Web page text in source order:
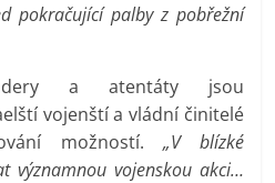
pokračující palby z pobřežní
a atentáty jsou
vojenští a vládní činitelé
možností. „V blízké
významnou vojenskou akci…